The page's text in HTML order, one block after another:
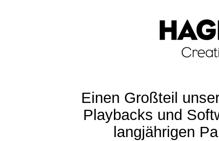
Einen Großteil
Playbacks und
langjährigen